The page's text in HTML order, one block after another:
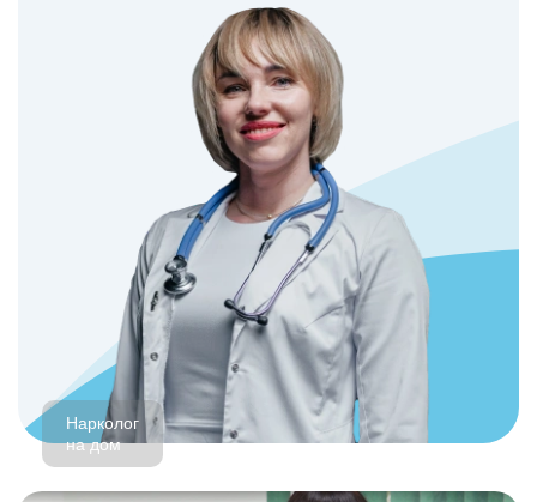
Нарколог
на дом